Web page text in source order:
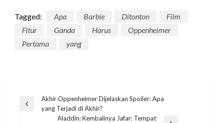
Tagged: Apa Barbie Ditonton
Film
Fitur
Ganda Harus
Oppenheimer
Pertama
yang
Post
navigation
Previous
Akhir Oppenheimer Dijelaskan Spoiler: Apa
yang Terjadi di Akhir?
Aladdin: Kembalinya Jafar: Tempat